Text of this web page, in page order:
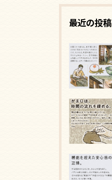
最近の投稿